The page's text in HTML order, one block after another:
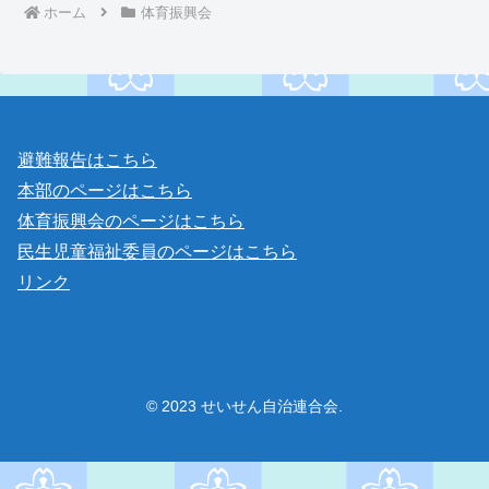
ホーム 体育振興会
避難報告はこちら
本部のページはこちら
体育振興会のページはこちら
民生児童福祉委員のページはこちら
リンク
© 2023 せいせん自治連合会.